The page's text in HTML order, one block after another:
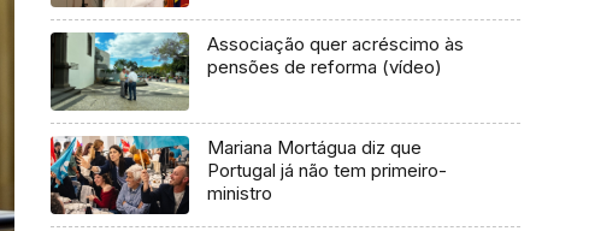
Associação quer acréscimo às
pensões de reforma (vídeo)
Mariana Mortágua diz que
Portugal já não tem primeiro-
ministro